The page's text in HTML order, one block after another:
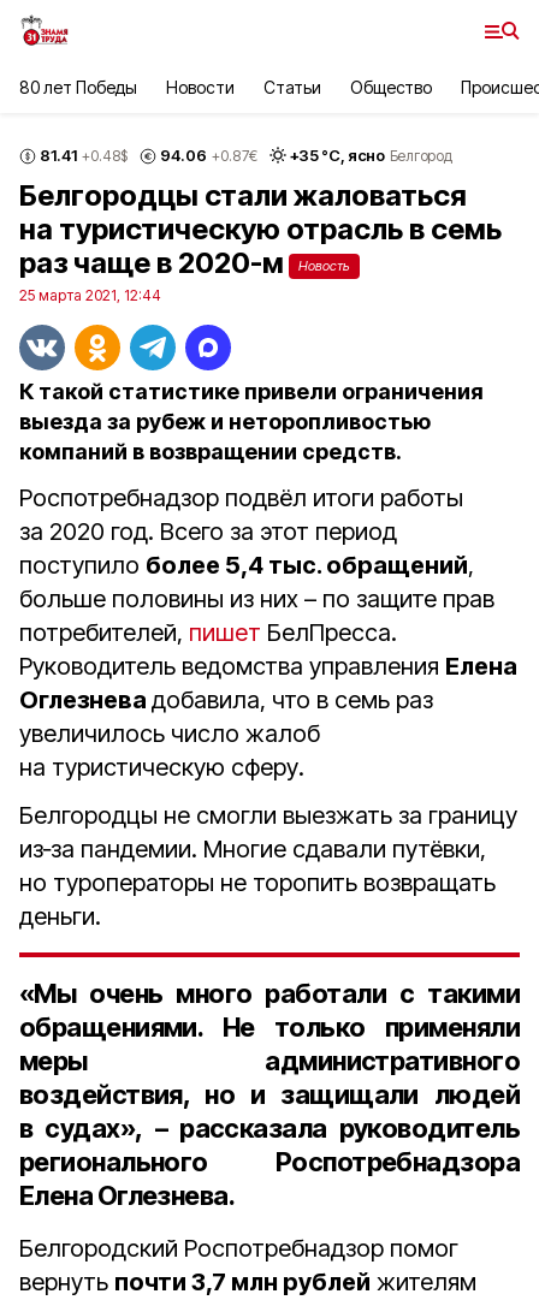
80 лет Победы Новости Статьи Общество
81.41 +0.48$ 94.06 +0.87€ +35°С, ясно Белгород
Белгородцы стали жаловаться
на туристическую отрасль в семь
раз чаще в 2020-м
Новость
25 марта 2021, 12:44
К такой статистике привели ограничения
выезда за рубеж и неторопливостью
компаний в возвращении средств.
Роспотребнадзор подвёл итоги работы
за 2020 год. Всего за этот период
поступило более 5,4 тыс. обращений,
больше половины из них – по защите прав
потребителей, пишет БелПресса.
Руководитель ведомства управления Елена
Оглезнева добавила, что в семь раз
увеличилось число жалоб
на туристическую сферу.
Белгородцы не смогли выезжать за границу
из‑за пандемии. Многие сдавали путёвки,
но туроператоры не торопить возвращать
деньги.
«Мы очень много работали с такими
обращениями. Не только применяли
меры административного
воздействия, но и защищали людей
в судах», – рассказала руководитель
регионального Роспотребнадзора
Елена Оглезнева.
Белгородский Роспотребнадзор помог
вернуть почти 3,7 млн рублей жителям